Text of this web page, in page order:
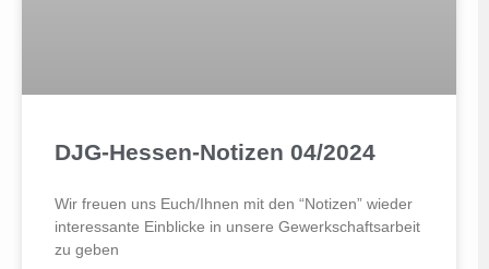
DJG-Hessen-Notizen 04/2024
Wir freuen uns Euch/Ihnen mit den “Notizen” wieder
interessante Einblicke in unsere Gewerkschaftsarbeit
zu geben